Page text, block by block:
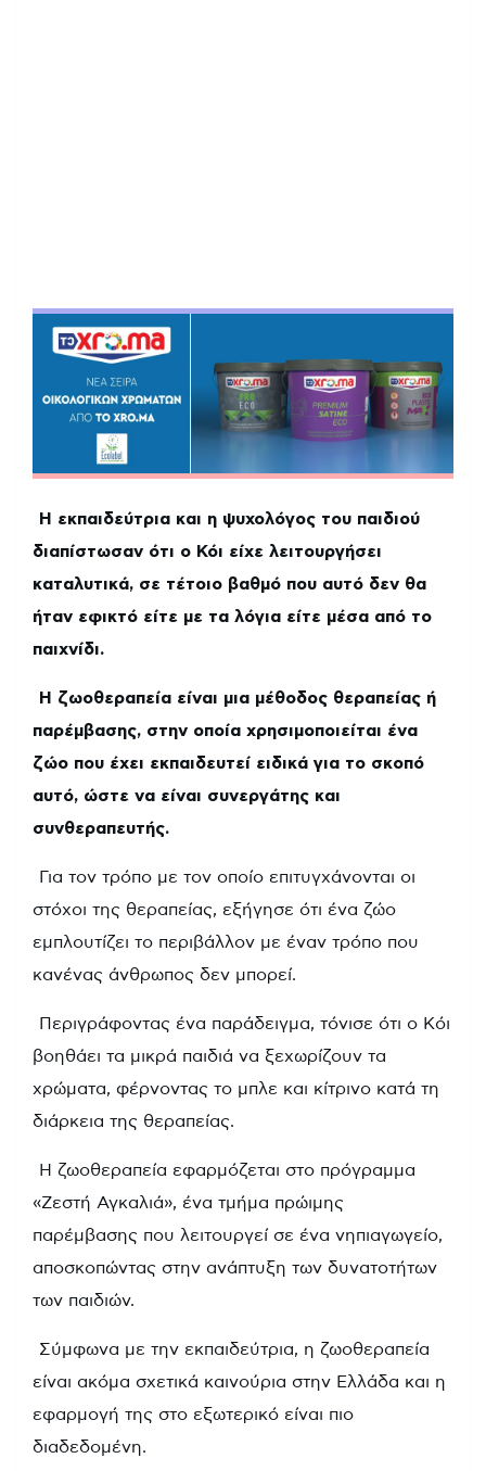
Η εκπαιδεύτρια και η ψυχολόγος του παιδιού
διαπίστωσαν ότι ο Κόι είχε λειτουργήσει
καταλυτικά, σε τέτοιο βαθμό που αυτό δεν θα
ήταν εφικτό είτε με τα λόγια είτε μέσα από το
παιχνίδι.
Η ζωοθεραπεία είναι μια μέθοδος θεραπείας ή
παρέμβασης, στην οποία χρησιμοποιείται ένα
ζώο που έχει εκπαιδευτεί ειδικά για το σκοπό
αυτό, ώστε να είναι συνεργάτης και
συνθεραπευτής.
Για τον τρόπο με τον οποίο επιτυγχάνονται οι
στόχοι της θεραπείας, εξήγησε ότι ένα ζώο
εμπλουτίζει το περιβάλλον με έναν τρόπο που
κανένας άνθρωπος δεν μπορεί.
Περιγράφοντας ένα παράδειγμα, τόνισε ότι ο Κόι
βοηθάει τα μικρά παιδιά να ξεχωρίζουν τα
χρώματα, φέρνοντας το μπλε και κίτρινο κατά τη
διάρκεια της θεραπείας.
Η ζωοθεραπεία εφαρμόζεται στο πρόγραμμα
«Ζεστή Αγκαλιά», ένα τμήμα πρώιμης
παρέμβασης που λειτουργεί σε ένα νηπιαγωγείο,
αποσκοπώντας στην ανάπτυξη των δυνατοτήτων
των παιδιών.
Σύμφωνα με την εκπαιδεύτρια, η ζωοθεραπεία
είναι ακόμα σχετικά καινούρια στην Ελλάδα και η
εφαρμογή της στο εξωτερικό είναι πιο
διαδεδομένη.